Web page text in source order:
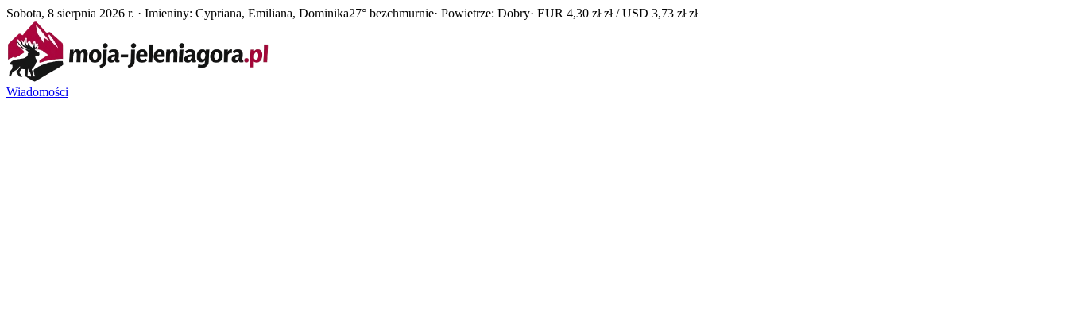
Sobota, 8 sierpnia 2026 r. · Imieniny: Cypriana, Emiliana, Dominika27° bezchmurnie· Powietrze: Dobry· EUR 4,30 zł zł / USD 3,73 zł zł
Wiadomości